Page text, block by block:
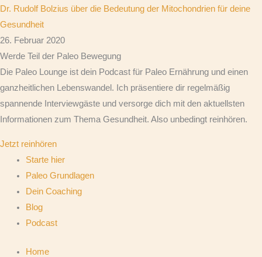
Dr. Rudolf Bolzius über die Bedeutung der Mitochondrien für deine
Gesundheit
26. Februar 2020
Werde Teil der Paleo Bewegung
Die Paleo Lounge ist dein Podcast für Paleo Ernährung und einen
ganzheitlichen Lebenswandel. Ich präsentiere dir regelmäßig
spannende Interviewgäste und versorge dich mit den aktuellsten
Informationen zum Thema Gesundheit. Also unbedingt reinhören.
Jetzt reinhören
Starte hier
Paleo Grundlagen
Dein Coaching
Blog
Podcast
Home